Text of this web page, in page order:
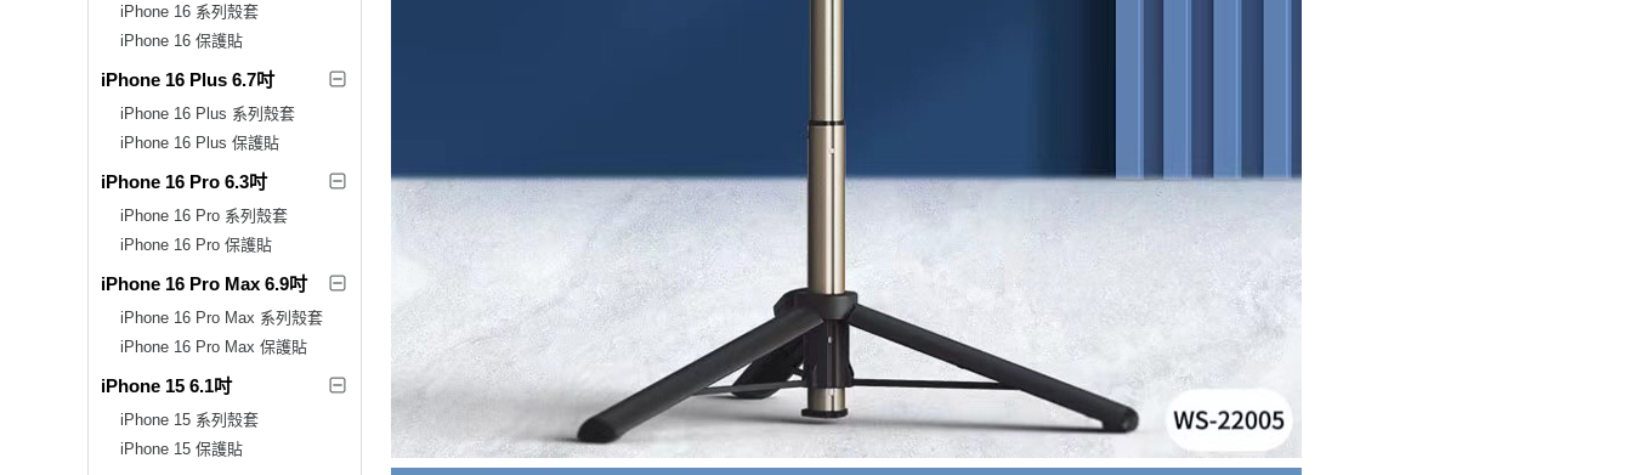
iPhone 16 系列殼套
iPhone 16 保護貼
iPhone 16 Plus 6.7吋
iPhone 16 Plus 系列殼套
iPhone 16 Plus 保護貼
iPhone 16 Pro 6.3吋
iPhone 16 Pro 系列殼套
iPhone 16 Pro 保護貼
iPhone 16 Pro Max 6.9吋
iPhone 16 Pro Max 系列殼套
iPhone 16 Pro Max 保護貼
iPhone 15 6.1吋
iPhone 15 系列殼套
iPhone 15 保護貼